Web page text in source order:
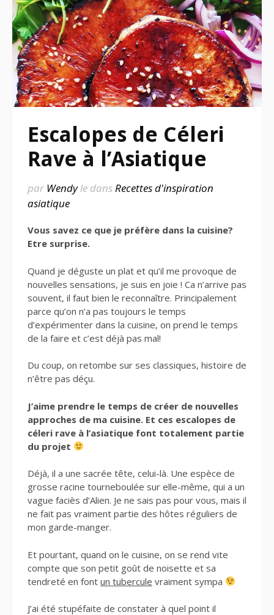
Escalopes de Céleri
Rave à l’Asiatique
par Wendyle dansRecettes d'inspiration
asiatique
Vous savez ce que je préfère dans la cuisine?
Etre surprise.
Quand je déguste un plat et qu’il me provoque de
nouvelles sensations, je suis en joie ! Ca n’arrive pas
souvent, il faut bien le reconnaître. Principalement
parce qu’on n’a pas toujours le temps
d’expérimenter dans la cuisine, on prend le temps
de la faire et c’est déjà pas mal!
Du coup, on retombe sur ses classiques, histoire de
n’être pas déçu.
J’aime prendre le temps de créer de nouvelles
approches de ma cuisine. Et ces escalopes de
céleri rave à l’asiatique font totalement partie
du projet
Déjà, il a une sacrée tête, celui-là. Une espèce de
grosse racine tourneboulée sur elle-même, qui a un
vague faciès d’Alien. Je ne sais pas pour vous, mais il
ne fait pas vraiment partie des hôtes réguliers de
mon garde-manger.
Et pourtant, quand on le cuisine, on se rend vite
compte que son petit goût de noisette et sa
tendreté en font un tubercule vraiment sympa
J’ai été stupéfaite de constater à quel point il